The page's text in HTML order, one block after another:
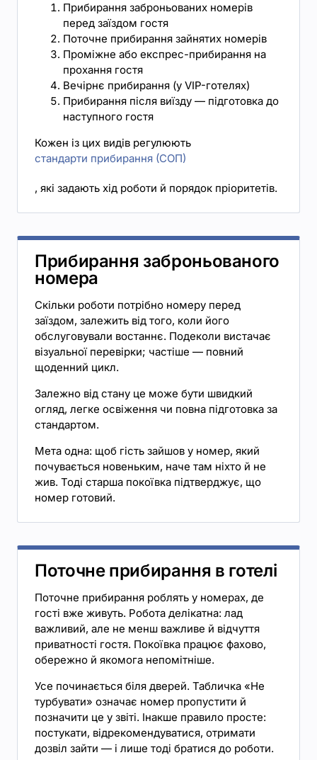
Прибирання заброньованих номерів
перед заїздом гостя
Поточне прибирання зайнятих номерів
Проміжне або експрес-прибирання на
прохання гостя
Вечірнє прибирання (у VIP-готелях)
Прибирання після виїзду — підготовка до
наступного гостя
Кожен із цих видів регулюють
стандарти прибирання (СОП)
, які задають хід роботи й порядок пріоритетів.
Прибирання заброньованого
номера
Скільки роботи потрібно номеру перед
заїздом, залежить від того, коли його
обслуговували востаннє. Подеколи вистачає
візуальної перевірки; частіше — повний
щоденний цикл.
Залежно від стану це може бути швидкий
огляд, легке освіження чи повна підготовка за
стандартом.
Мета одна: щоб гість зайшов у номер, який
почувається новеньким, наче там ніхто й не
жив. Тоді старша покоївка підтверджує, що
номер готовий.
Поточне прибирання в готелі
Поточне прибирання роблять у номерах, де
гості вже живуть. Робота делікатна: лад
важливий, але не менш важливе й відчуття
приватності гостя. Покоївка працює фахово,
обережно й якомога непомітніше.
Усе починається біля дверей. Табличка «Не
турбувати» означає номер пропустити й
позначити це у звіті. Інакше правило просте:
постукати, відрекомендуватися, отримати
дозвіл зайти — і лише тоді братися до роботи.